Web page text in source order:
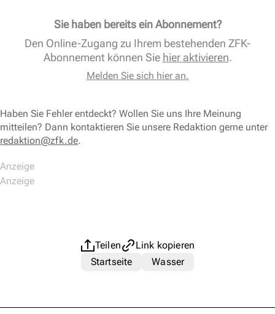
Sie haben bereits ein Abonnement?
Den Online-Zugang zu Ihrem bestehenden ZFK-
Abonnement können Sie hier aktivieren.
Melden Sie sich hier an.
Haben Sie Fehler entdeckt? Wollen Sie uns Ihre Meinung
mitteilen? Dann kontaktieren Sie unsere Redaktion gerne unter
redaktion@zfk.de.
Teilen
Link kopieren
Startseite
Wasser